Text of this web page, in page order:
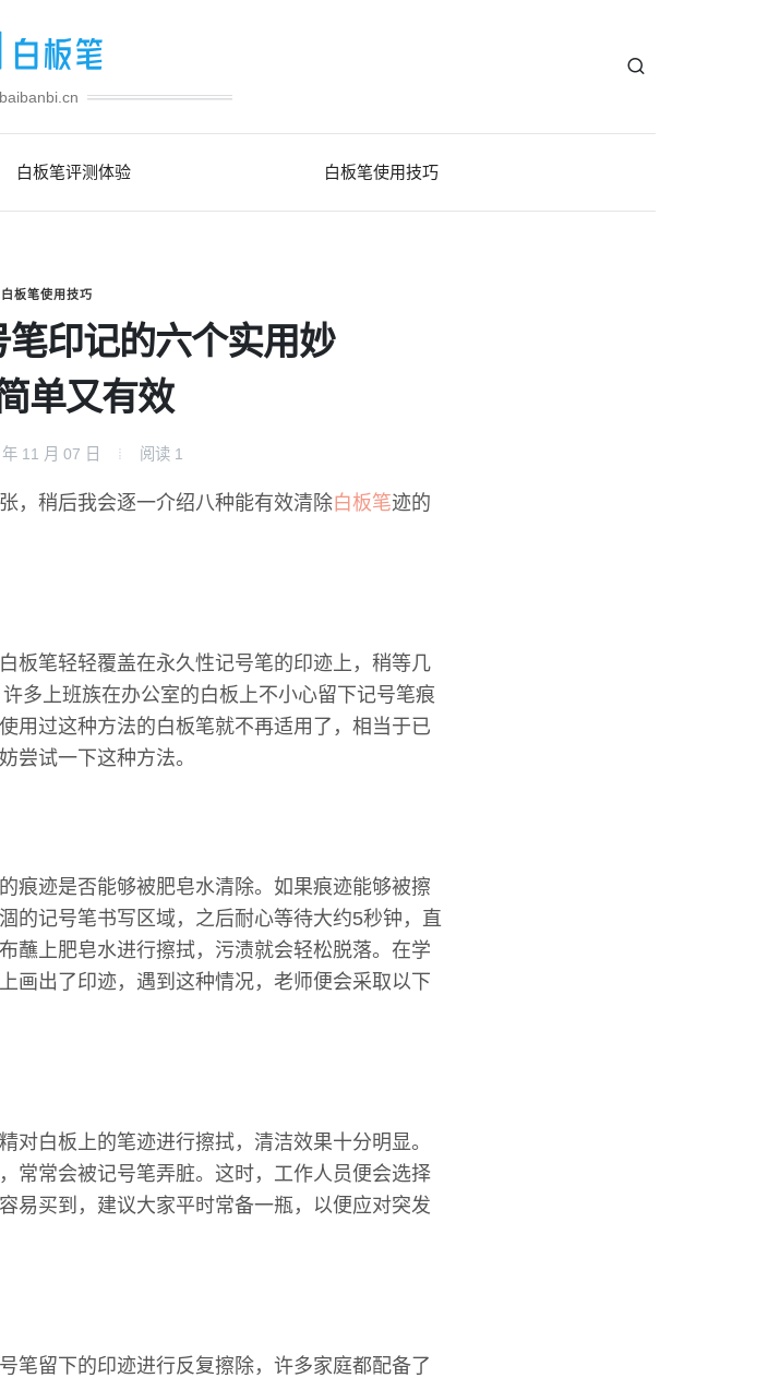
baibanbi.cn
白板笔评测体验 白板笔使用技巧
白板笔使用技巧
印记的六个实用妙
单又有效
11 月 07 日 阅读 1
，稍后我会逐一介绍八种能有效清除白板笔迹的
板笔轻轻覆盖在永久性记号笔的印迹上，稍等几
多上班族在办公室的白板上不小心留下记号笔痕
用过这种方法的白板笔就不再适用了，相当于已
尝试一下这种方法。
痕迹是否能够被肥皂水清除。如果痕迹能够被擦
的记号笔书写区域，之后耐心等待大约5秒钟，直
蘸上肥皂水进行擦拭，污渍就会轻松脱落。在学
画出了印迹，遇到这种情况，老师便会采取以下
对白板上的笔迹进行擦拭，清洁效果十分明显。
常常会被记号笔弄脏。这时，工作人员便会选择
易买到，建议大家平时常备一瓶，以便应对突发
笔留下的印迹进行反复擦除，许多家庭都配备了